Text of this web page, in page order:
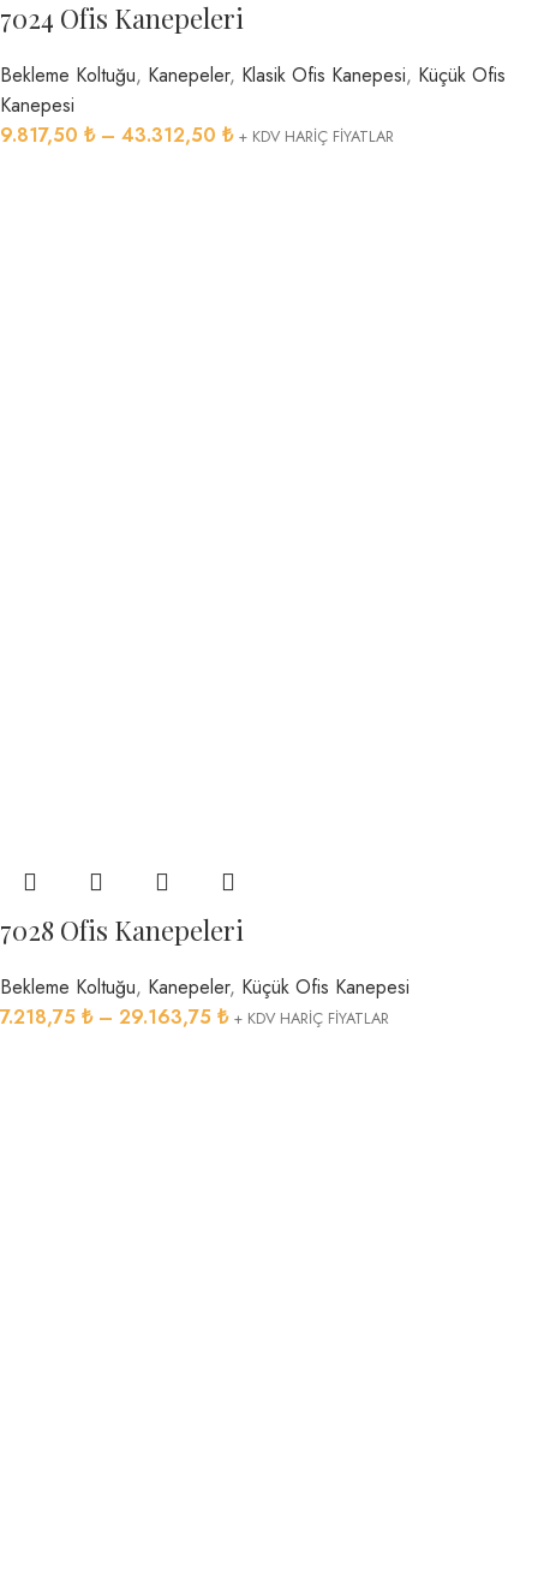
7024 Ofis Kanepeleri
Bekleme Koltuğu, Kanepeler, Klasik Ofis Kanepesi, Küçük Ofis
Kanepesi
9.817,50 ₺ – 43.312,50 ₺ + KDV HARİÇ FİYATLAR
7028 Ofis Kanepeleri
Bekleme Koltuğu, Kanepeler, Küçük Ofis Kanepesi
7.218,75 ₺ – 29.163,75 ₺ + KDV HARİÇ FİYATLAR